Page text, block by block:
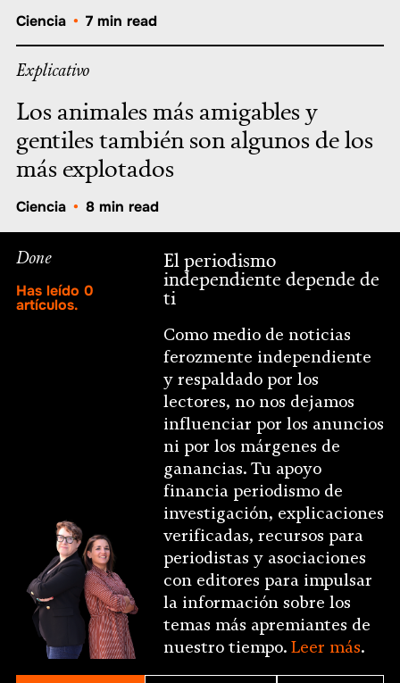
Ciencia • 7 min read
Explicativo
Los animales más amigables y
gentiles también son algunos de los
más explotados
Ciencia • 8 min read
Done
Has leído 0
artículos.
El periodismo
independiente depende de
ti
Como medio de noticias
ferozmente independiente
y respaldado por los
lectores, no nos dejamos
influenciar por los anuncios
ni por los márgenes de
ganancias. Tu apoyo
financia periodismo de
investigación, explicaciones
verificadas, recursos para
periodistas y asociaciones
con editores para impulsar
la información sobre los
temas más apremiantes de
nuestro tiempo. Leer más.